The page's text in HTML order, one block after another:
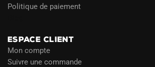
Politique de paiement
ESPACE CLIENT
Mon compte
Suivre une commande